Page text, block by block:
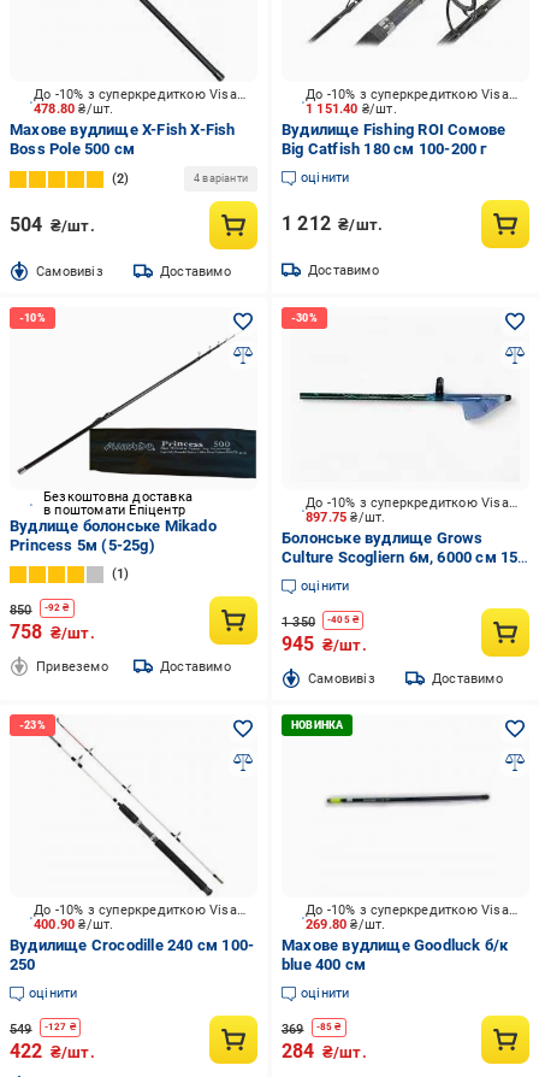
478.80₴/шт.
До -10% з суперкредиткою Visa Вигода
Махове вудлище X-Fish X-Fish
Boss Pole 500 см
2 4 варіанти
504 ₴/шт.
Cамовивіз Доставимо
1 151.40 ₴/шт.
До -10% з суперкредиткою Visa Вигода
Вудилище Fishing ROI Сомове
Big Catfish 180 см 100-200 г
оцінити
1 212 ₴/шт.
Доставимо
Безкоштовна доставка
в поштомати Епіцентр
Вудлище болонське Mikado
Princess 5м (5-25g)
1
850 -92 ₴
758 ₴/шт.
Привеземо Доставимо
897.75₴/шт.
До -10% з суперкредиткою Visa Вигода
Болонське вудлище Grows
Culture Scogliern 6м, 6000 см 15-
40 г
оцінити
1 350 -405₴
945 ₴/шт.
Cамовивіз Доставимо
400.90₴/шт.
До -10% з суперкредиткою Visa Вигода
Вудилище Crocodille 240 см 100-
250
оцінити
549 -127 ₴
422 ₴/шт.
269.80₴/шт.
До -10% з суперкредиткою Visa Вигода
Махове вудлище Goodluck б/к
blue 400 см
оцінити
369 -85 ₴
284 ₴/шт.